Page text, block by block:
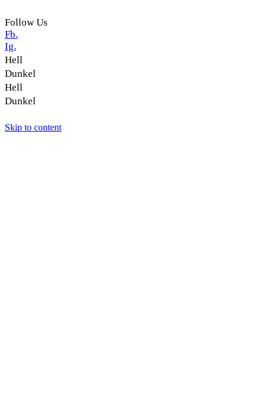
Follow Us
Fb.
Ig.
Hell
Dunkel
Hell
Dunkel
Skip to content